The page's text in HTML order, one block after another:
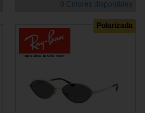
8 Colores disponibles
Polarizada